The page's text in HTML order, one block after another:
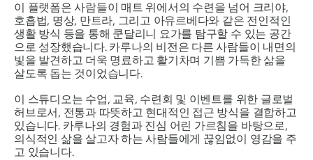
이 플랫폼은 사람들이 매트 위에서의 수련을 넘어 크리야,
호흡법, 명상, 만트라, 그리고 아유르베다와 같은 전인적인
생활 방식 등을 통해 쿤달리니 요가를 탐구할 수 있는 공간
으로 성장했습니다. 카루나의 비전은 다른 사람들이 내면의
빛을 발견하고 더욱 명료하고 활기차며 기쁨 가득한 삶을
살도록 돕는 것이었습니다.
이 스튜디오는 수업, 교육, 수련회 및 이벤트를 위한 글로벌
허브로서, 전통과 따뜻하고 현대적인 접근 방식을 결합하고
있습니다. 카루나의 경험과 진심 어린 가르침을 바탕으로,
의식적인 삶을 살고자 하는 사람들에게 끊임없이 영감을 주
고 있습니다.